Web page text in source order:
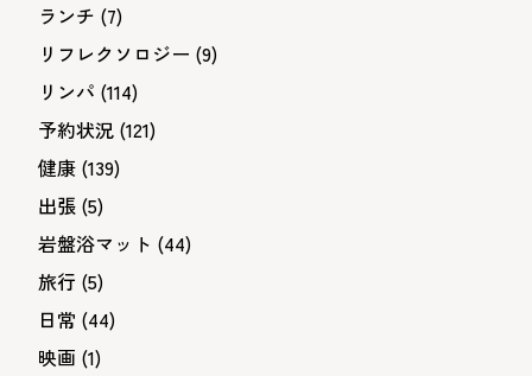
ランチ (7)
リフレクソロジー (9)
リンパ (114)
予約状況 (121)
健康 (139)
出張 (5)
岩盤浴マット (44)
旅行 (5)
日常 (44)
映画 (1)